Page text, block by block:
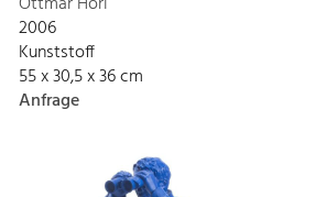
2006
Kunststoff
55 x 30,5 x 36 cm
Anfrage